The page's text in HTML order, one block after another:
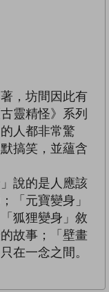
，坊間因此有
靈精怪》系列
人都非常驚
搞笑，並蘊含
說的是人應該
「元寶變身」
狐狸變身」敘
故事；「壁畫
在一念之間。